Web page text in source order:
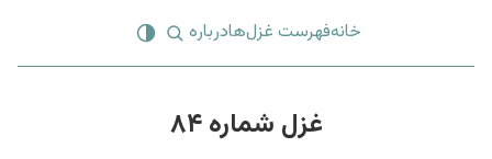
خانهفهرست غزل‌هادرباره
غزل شماره ۸۴